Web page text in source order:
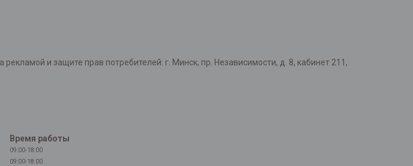
и защите прав потребителей: г. Минск, пр. Независимости, д. 8, кабинет 211,
Время работы
09:00-18:00
09:00-18:00